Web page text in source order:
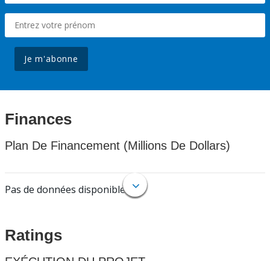
Je m'abonne
Finances
Plan De Financement (Millions De Dollars)
Pas de données disponibles.
Ratings